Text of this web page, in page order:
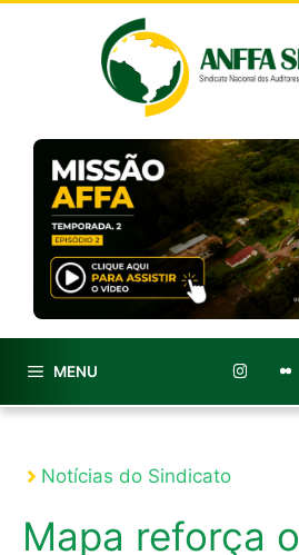
MENU
Notícias do Sindicato
Mapa reforça o